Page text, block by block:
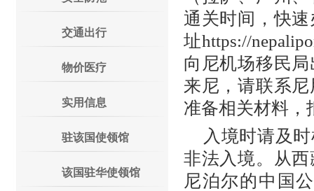
交通出行
物价医疗
实用信息
驻该国使领馆
该国驻华使领馆
通关时间，快
址https://
向尼机场移民
来尼，请联系
准备相关材料，
入境时请及
非法入境。从
尼泊尔的中国